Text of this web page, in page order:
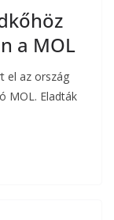
a MOL
el az ország
MOL. Eladták